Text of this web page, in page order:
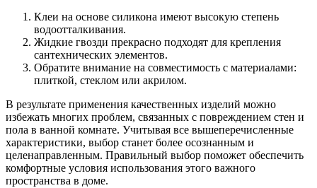
Клеи на основе силикона имеют высокую степень
водоотталкивания.
Жидкие гвозди прекрасно подходят для крепления
сантехнических элементов.
Обратите внимание на совместимость с материалами:
плиткой, стеклом или акрилом.
В результате применения качественных изделий можно
избежать многих проблем, связанных с повреждением стен и
пола в ванной комнате. Учитывая все вышеперечисленные
характеристики, выбор станет более осознанным и
целенаправленным. Правильный выбор поможет обеспечить
комфортные условия использования этого важного
пространства в доме.